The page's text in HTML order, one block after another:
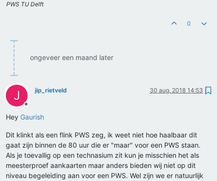
PWS TU Delft
0
ongeveer een maand later
J
Offline
jip_rietveld 30 aug. 2018 14:53
Hey Gaurish
Dit klinkt als een flink PWS zeg, ik weet niet hoe haalbaar dit
gaat zijn binnen de 80 uur die er "maar" voor een PWS staan.
Als je toevallig op een technasium zit kun je misschien het als
meesterproef aankaarten maar anders bieden wij niet op dit
niveau begeleiding aan voor een PWS. Wel zijn we er natuurlijk